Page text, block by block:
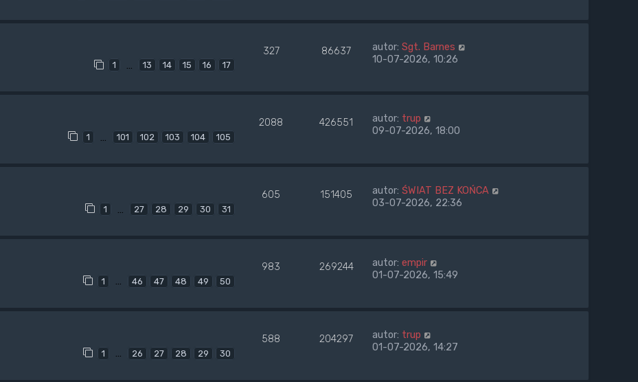
1 … 13 14 15 16 17
327 86637 autor: Sgt. Barnes
10-07-2026, 10:26
1 … 101 102 103 104 105
2088 426551 autor: trup
09-07-2026, 18:00
1 27 28 29 30 31
605 151405 autor: ŚWIAT BEZ KOŃCA
03-07-2026, 22:36
1 … 46 47 48 49 50
983 269244 autor: empir
01-07-2026, 15:49
1 … 26 27 28 29 30
588 204297 autor: trup
01-07-2026, 14:27